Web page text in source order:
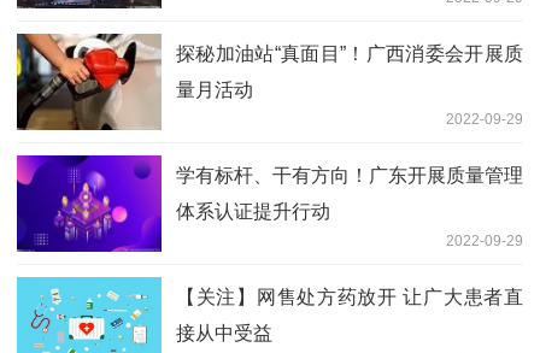
探秘加油站“真面目”！广西消委会开展质
量月活动
2022-09-29
学有标杆、干有方向！广东开展质量管理
体系认证提升行动
2022-09-29
【关注】网售处方药放开 让广大患者直
接从中受益